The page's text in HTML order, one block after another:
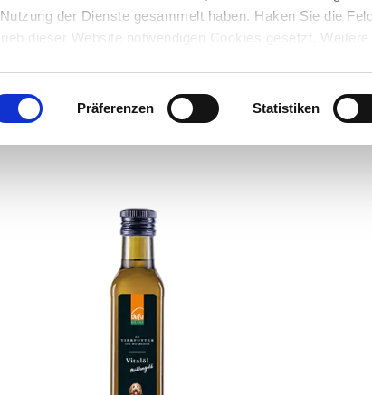
der Dienste gesammelt haben. Haken Sie die
dieser Website notwendigen Cookies gesetzt.
Präferenzen Statistiken
Startseite Online-Shop